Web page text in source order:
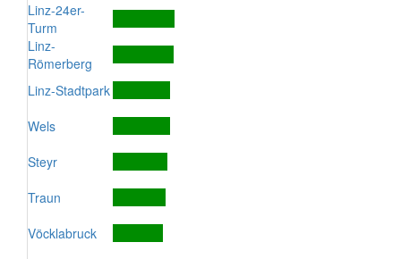
Linz-24er-
Turm
Linz-
Römerberg
Linz-Stadtpark
Wels
Steyr
Traun
Vöcklabruck